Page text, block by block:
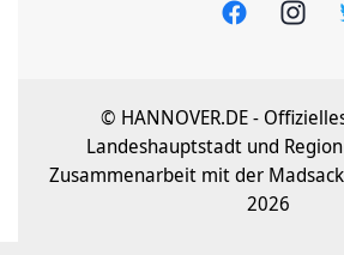
© HANNOVER.DE -
Landeshauptstadt und
Zusammenarbeit mit der
2026